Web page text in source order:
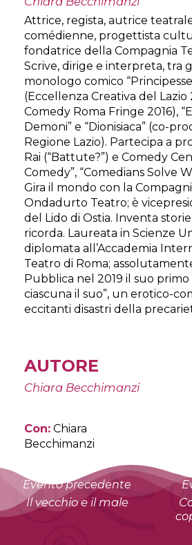
Attrice, regista, autrice
comédienne, progettista
fondatrice della Compagnia
Scrive, dirige e interpreta, tra
monologo comico
(Eccellenza Creativa del Lazio
Comedy Roma Fringe 2016),
Demoni” e “Dionisiaca” (co-
Regione Lazio). Partecipa a
Rai (“Battute?”) e Comedy
Comedy”, “Comedians Solve
Gira il mondo con la
Ondadurto Teatro; è
del Lido di Ostia. Inventa
ricorda. Laureata in Scienze
diplomata all’Accademia
Teatro di Roma;
Pubblica nel 2019 il suo primo
ciascuna il suo”, un erotico-
eccitanti disastri della
AUTORE
Chiara Becchimanzi
Con: Chiara
Becchimanzi
Evento precedente
Il vecchio e il male